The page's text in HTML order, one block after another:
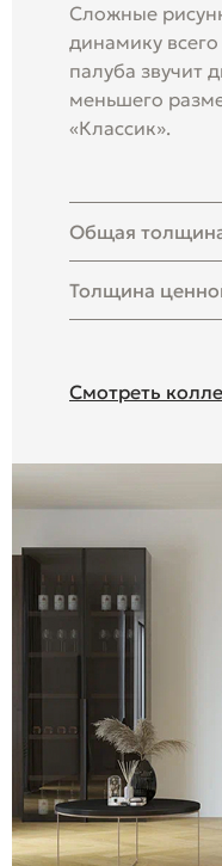
Сложные
динамику
палуба звучит
меньшего
«Классик».
Общая
Толщина
Смотреть